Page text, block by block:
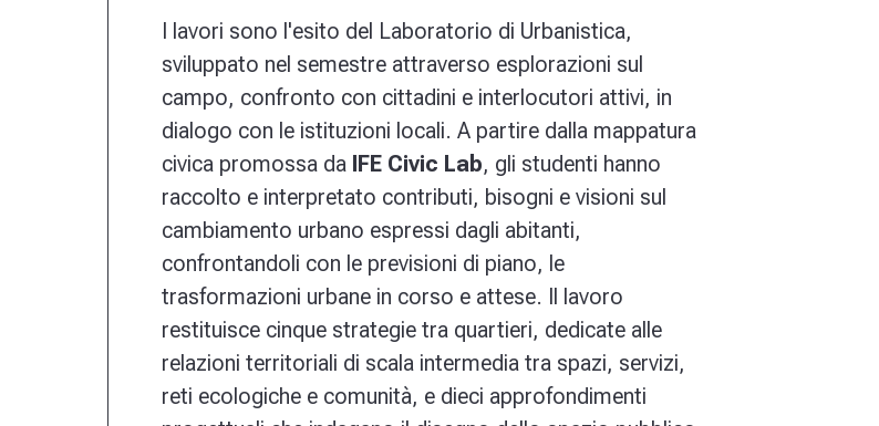
I lavori sono l'esito del Laboratorio di Urbanistica,
sviluppato nel semestre attraverso esplorazioni sul
campo, confronto con cittadini e interlocutori attivi, in
dialogo con le istituzioni locali. A partire dalla mappatura
civica promossa da IFE Civic Lab, gli studenti hanno
raccolto e interpretato contributi, bisogni e visioni sul
cambiamento urbano espressi dagli abitanti,
confrontandoli con le previsioni di piano, le
trasformazioni urbane in corso e attese. Il lavoro
restituisce cinque strategie tra quartieri, dedicate alle
relazioni territoriali di scala intermedia tra spazi, servizi,
reti ecologiche e comunità, e dieci approfondimenti